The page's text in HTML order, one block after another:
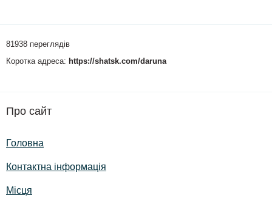
81938 переглядів
Коротка адреса: https://shatsk.com/daruna
Про сайт
Головна
Контактна інформація
Місця